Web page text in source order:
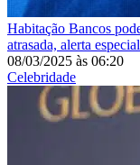
Habitação Bancos
atrasada, alerta
08/03/2025 às 06:20
Celebridade